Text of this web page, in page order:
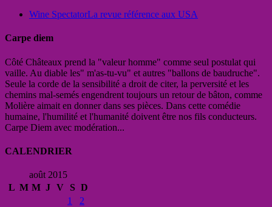
Wine SpectatorLa revue référence aux USA
Carpe diem
Côté Châteaux prend la "valeur homme" comme seul postulat qui
vaille. Au diable les" m'as-tu-vu" et autres "ballons de baudruche".
Seule la corde de la sensibilité a droit de citer, la perversité et les
chemins mal-semés engendrent toujours un retour de bâton, comme
Molière aimait en donner dans ses pièces. Dans cette comédie
humaine, l'humilité et l'humanité doivent être nos fils conducteurs.
Carpe Diem avec modération...
CALENDRIER
août 2015
L M M J V S D
1
2